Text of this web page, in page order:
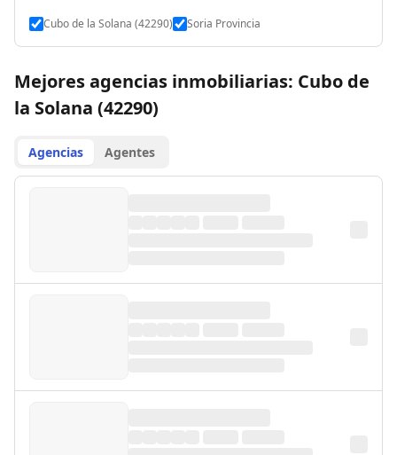
Cubo de la Solana (42290) Soria Provincia
Mejores agencias inmobiliarias: Cubo de
la Solana (42290)
Agencias Agentes